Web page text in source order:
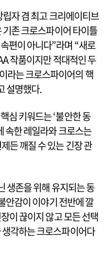
자 겸 최고 크리에이티브
존 크로스파이어 타이틀
편이 아니다”라며 “새로
작품이지만 적대적인 두
라는 크로스파이어의 핵
설명했다.
심 키워드는 ‘불안한 동
속한 레일라와 크로스는
든 깨질 수 있는 긴장 관
생존을 위해 유지되는 동
안감이 이야기 전반에 깔
이 끊이지 않고 모든 선택
각하는 크로스파이어다